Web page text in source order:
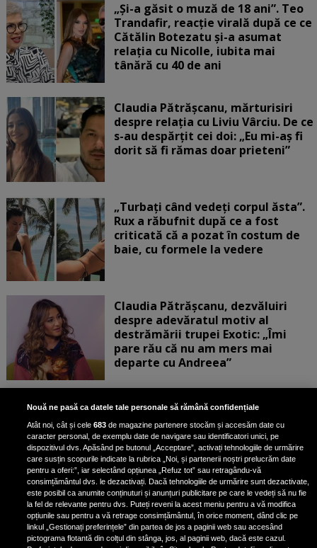
„Și-a găsit o muză de 18 ani”. Teo
Trandafir, reacție virală după ce ce
Cătălin Botezatu și-a asumat
relația cu Nicolle, iubita mai
tânără cu 40 de ani
Claudia Pătrășcanu, mărturisiri
despre relația cu Liviu Vârciu. De ce
s-au despărțit cei doi: „Eu mi-aș fi
dorit să fi rămas doar prieteni”
„Turbați când vedeți corpul ăsta”.
Rux a răbufnit după ce a fost
criticată că a pozat în costum de
baie, cu formele la vedere
Claudia Pătrășcanu, dezvăluiri
despre adevăratul motiv al
destrămării trupei Exotic: „Îmi
pare rău că nu am mers mai
departe cu Andreea”
Scene incredibile! Ilinca Vandici a
pus mâna pe aparatul de
fotografiat al unui paparazzo și i l-
a aruncat la gunoi: „S-a dus la
poliție. Nu mai aveam aer”
Oana Moșneagu, mărturisiri
despre începutul relației cu Vlad
Gherman: „Eu am fost îngrozită de
Nouă ne pasă ca datele tale personale să rămână confidențiale
Atât noi, cât și cele683 de magazine partenere stocăm și accesăm date cu
caracter personal, de exemplu date de navigare sau identificatori unici, pe
dispozitivul dvs. Apăsând pe butonul „Acceptare”, activați tehnologiile de urmărire
care susțin scopurile indicate la rubrica „Noi, și partenerii noștri prelucrăm date
pentru a oferi:”, iar selectând opțiunea „Refuz tot” sau retragându-vă
consimțământul dvs. le dezactivați. Dacă tehnologiile de urmărire sunt dezactivate,
este posibil ca anumite conținuturi și anunțuri publicitare pe care le vedeți să nu fie
la fel de relevante pentru dvs. Puteți reveni la acest meniu pentru a vă modifica
opțiunile sau pentru a vă retrage consimțământul, în orice moment, dând clic pe
linkul „Gestionați preferințele” din partea de jos a paginii web sau accesând
pictograma flotantă din colțul din stânga, jos, al paginii web, dacă este cazul.